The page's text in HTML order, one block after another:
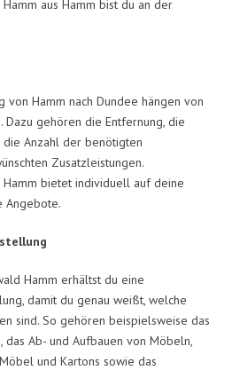
aus Hamm bist du an der
von Hamm nach Dundee hängen von
Dazu gehören die Entfernung, die
Anzahl der benötigten
Zusatzleistungen.
bietet individuell auf deine
Angebote.
Hamm erhältst du eine
damit du genau weißt, welche
sind. So gehören beispielsweise das
das Ab- und Aufbauen von Möbeln,
und Kartons sowie das